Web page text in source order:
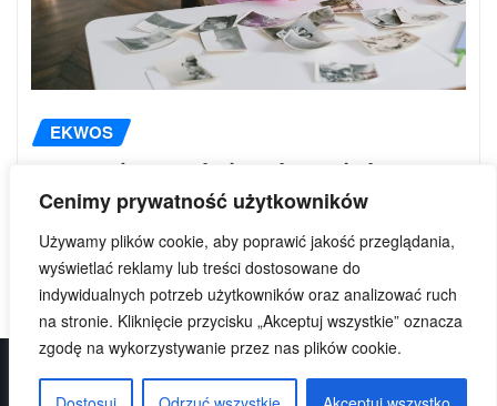
Cenimy prywatność użytkowników
Używamy plików cookie, aby poprawić jakość przeglądania,
wyświetlać reklamy lub treści dostosowane do
indywidualnych potrzeb użytkowników oraz analizować ruch
na stronie. Kliknięcie przycisku „Akceptuj wszystkie” oznacza
zgodę na wykorzystywanie przez nas plików cookie.
EKWOS
Czy można wyćwiczyć pamięć
fotograficzną?
Ekwos sie 1, 2026